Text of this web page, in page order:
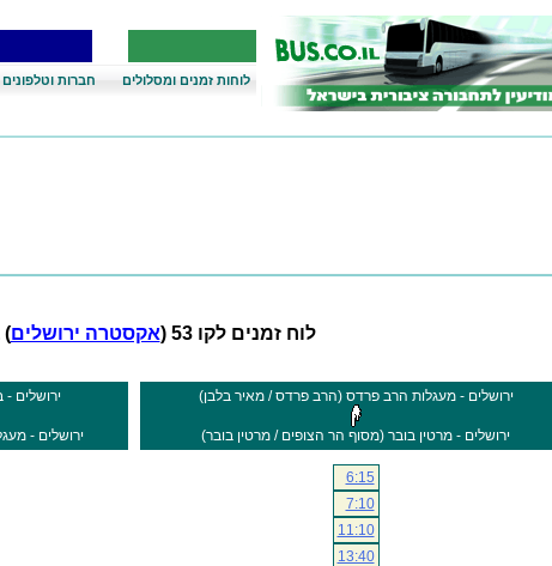
לוחות זמנים ומסלולים חברות וטלפונים
לוח זמנים לקו 53 ( אקסטרה ירושלים)
ירושלים - מעגלות הרב פרדס (הרב פרדס / מאיר בלבן)
ירושלים - מרטין בובר (מסוף הר הצופים / מרטין בובר)
6:15
7:10
11:10
13:40
ירושלים -
ירושלים -